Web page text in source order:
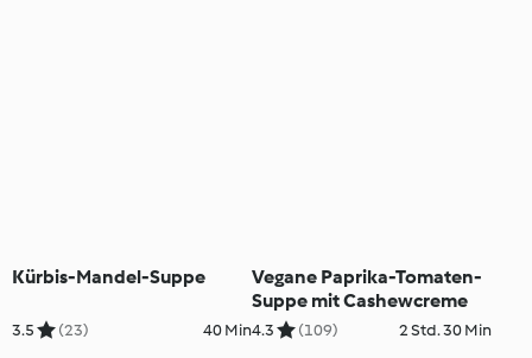
Kürbis-Mandel-Suppe
3.5 (23) 40 Min
Vegane Paprika-Tomaten-
Suppe mit Cashewcreme
4.3 (109) 2 Std. 30 Min